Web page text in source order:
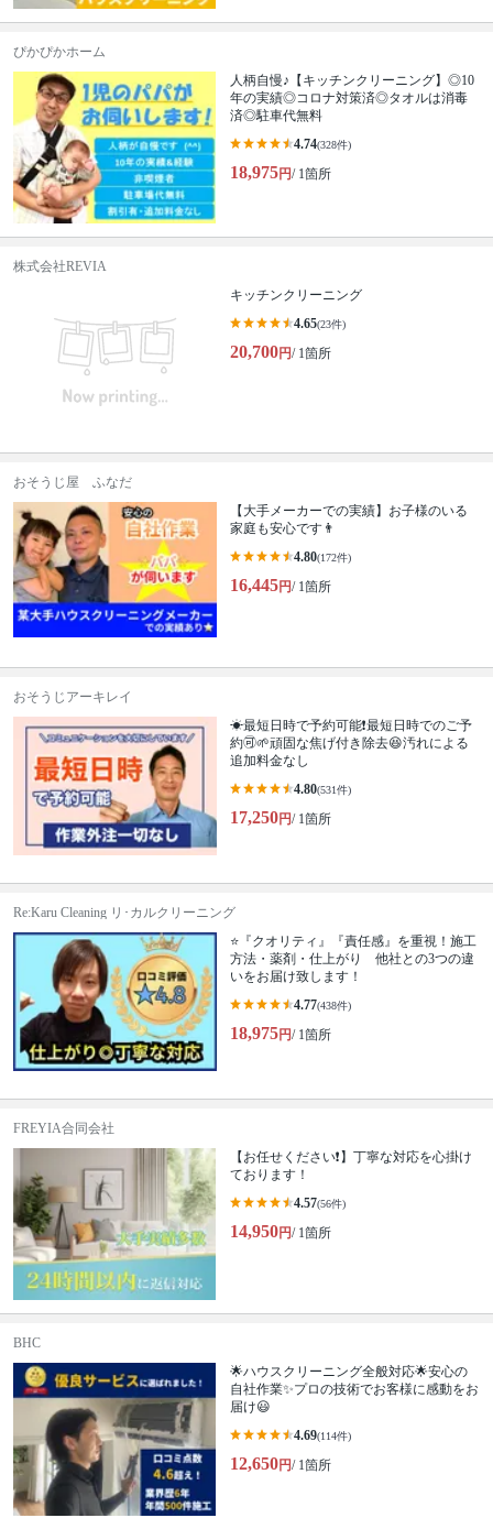
ぴかぴかホーム
人柄自慢♪【キッチンクリーニング】◎10
年の実績◎コロナ対策済◎タオルは消毒
済◎駐車代無料
4.74(328件)
18,975円/ 1箇所
株式会社REVIA
キッチンクリーニング
4.65(23件)
20,700円/ 1箇所
おそうじ屋 ふなだ
【大手メーカーでの実績】お子様のいる
家庭も安心です👨
4.80(172件)
16,445円/ 1箇所
おそうじアーキレイ
☀最短日時で予約可能❗最短日時でのご予
約🉑🌱頑固な焦げ付き除去😆汚れによる
追加料金なし
4.80(531件)
17,250円/ 1箇所
Re:Karu Cleaning リ･カルクリーニング
⭐『クオリティ』『責任感』を重視！施工
方法・薬剤・仕上がり 他社との3つの違
いをお届け致します！
4.77(438件)
18,975円/ 1箇所
FREYIA合同会社
【お任せください❗️】丁寧な対応を心掛け
ております！
4.57(56件)
14,950円/ 1箇所
BHC
🌟ハウスクリーニング全般対応🌟安心の
自社作業✨プロの技術でお客様に感動をお
届け😃
4.69(114件)
12,650円/ 1箇所